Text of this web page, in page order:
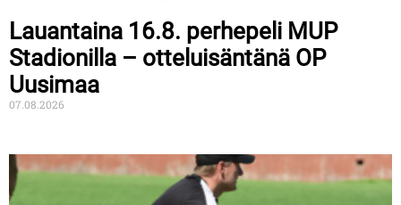
Lauantaina 16.8. perhepeli MUP
Stadionilla – otteluisäntänä OP
Uusimaa
07.08.2026